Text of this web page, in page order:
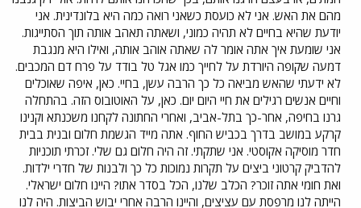
מהם את האש. אני לא כועסת כשאני רואה כמה היא בלונדינית. אני
יודעת שהיא בחיים לא תהיה כמוני, ושאתה תאהב אותה תוך הסתייגות.
אני שומעת איך אתה אומר לה שאתה אוהב אותה, ואילו היא מנגבת
דמעה שקופה היורדת על לחייך כמו אגל טל בודד על פרח דם המכבים.
לא ידעתי שהאש מביאה כל כך הרבה עשן, בחיי. כאן, איפה שאוכלים
וחיים אנשים רגילים את חיי היום יום. כאן, על האוטובוס הזה. בהתחלה
גרנו בחיפה, אחר-כך בתל-אביב, ואחרי החתונה לקחנו משכנתא וקנינו
קרקע במושב בדרך בכביש החוף. אתה מייד הגשמת חלום ובנית בבית
חדר מוסיקה אקוסטי. אני שתקתי. זה היה חלום גם שלי. זכרתי תוכניות
להדביק קרטוני ביצים על תקרות נמוכות כל כך ולבנות של חדרי ילדות.
ואת חומי אתה זוכר? הכלב שלנו, הכל בסדר אתו? היינו חלום ישראלי.
הייתה לנו מרפסת עם עציצים, והיינו הרבה אחרי יבוש הביצות. היה לנו